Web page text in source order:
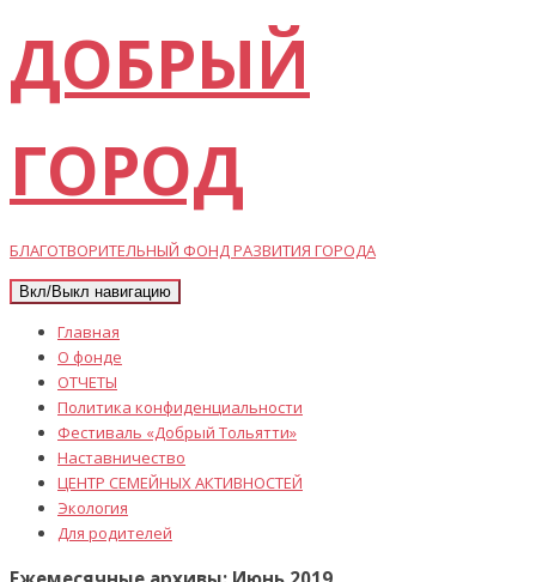
ДОБРЫЙ
ГОРОД
БЛАГОТВОРИТЕЛЬНЫЙ ФОНД РАЗВИТИЯ ГОРОДА
Вкл/Выкл навигацию
Главная
О фонде
ОТЧЕТЫ
Политика конфиденциальности
Фестиваль «Добрый Тольятти»
Наставничество
ЦЕНТР СЕМЕЙНЫХ АКТИВНОСТЕЙ
Экология
Для родителей